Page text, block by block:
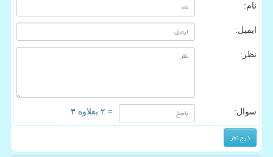
نام:
ایمیل:
نظر:
سوال: = ۲ بعلاوه ۳